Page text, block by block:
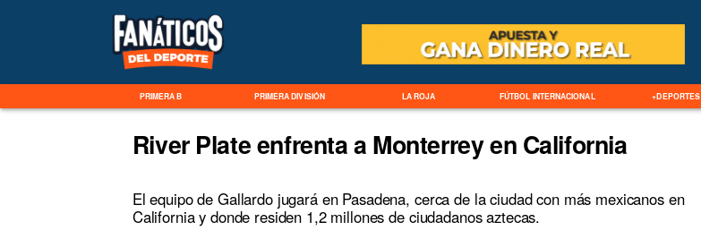
PRIMERA B PRIMERA DIVISIÓN LA ROJA FÚTBOL INTERNACIONAL +DEPORTES
River Plate enfrenta a Monterrey en California
El equipo de Gallardo jugará en Pasadena, cerca de la ciudad con más mexicanos en
California y donde residen 1,2 millones de ciudadanos aztecas.